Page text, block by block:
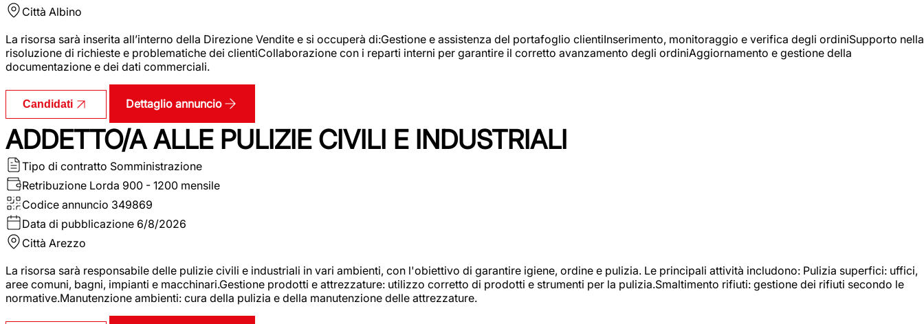
Città Albino
La risorsa sarà inserita all’interno della Direzione Vendite e si occuperà di:Gestione e assistenza del portafoglio clientiInserimento, monitoraggio e verifica degli ordiniSupporto nella
risoluzione di richieste e problematiche dei clientiCollaborazione con i reparti interni per garantire il corretto avanzamento degli ordiniAggiornamento e gestione della
documentazione e dei dati commerciali.
Candidati Dettaglio annuncio
ADDETTO/A ALLE PULIZIE CIVILI E INDUSTRIALI
Tipo di contratto Somministrazione
Retribuzione Lorda 900 - 1200 mensile
Codice annuncio 349869
Data di pubblicazione 6/8/2026
Città Arezzo
La risorsa sarà responsabile delle pulizie civili e industriali in vari ambienti, con l'obiettivo di garantire igiene, ordine e pulizia. Le principali attività includono: Pulizia superfici: uffici,
aree comuni, bagni, impianti e macchinari.Gestione prodotti e attrezzature: utilizzo corretto di prodotti e strumenti per la pulizia.Smaltimento rifiuti: gestione dei rifiuti secondo le
normative.Manutenzione ambienti: cura della pulizia e della manutenzione delle attrezzature.